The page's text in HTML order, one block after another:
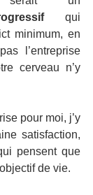
qui
minimum, en
l’entreprise
cerveau n’y
pour moi, j’y
satisfaction,
pensent que
de vie.